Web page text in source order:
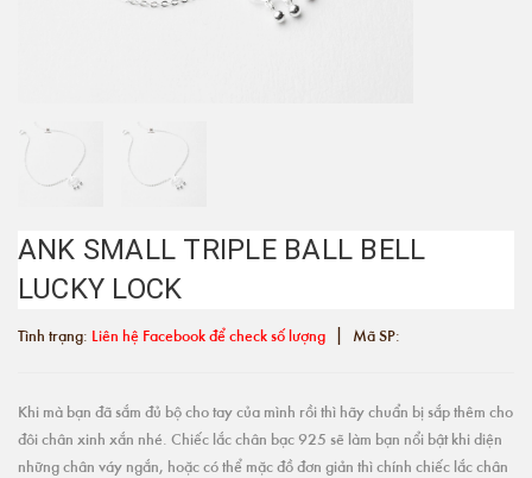
ANK SMALL TRIPLE BALL BELL
LUCKY LOCK
Tình trạng: Liên hệ Facebook để check số lượng | Mã SP:
Khi mà bạn đã sắm đủ bộ cho tay của mình rồi thì hãy chuẩn bị sắp thêm cho
đôi chân xinh xắn nhé. Chiếc lắc chân bạc 925 sẽ làm bạn nổi bật khi diện
những chân váy ngắn, hoặc có thể mặc đồ đơn giản thì chính chiếc lắc chân